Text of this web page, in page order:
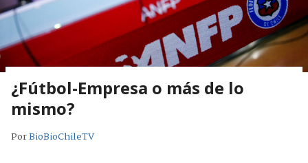
¿Fútbol-Empresa o más de lo
mismo?
PorBioBioChileTV